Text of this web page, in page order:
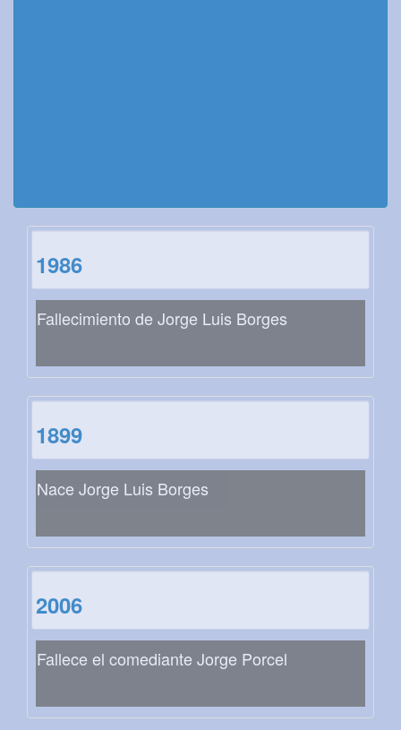
1986
Fallecimiento de Jorge Luis Borges
1899
Nace Jorge Luis Borges
2006
Fallece el comediante Jorge Porcel